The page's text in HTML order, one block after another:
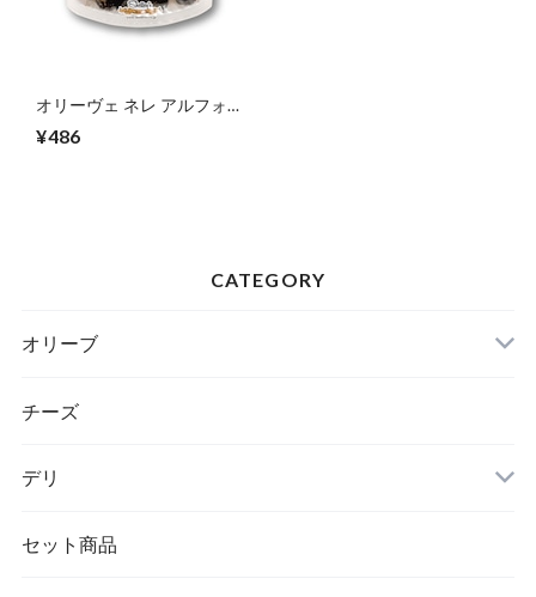
オリーヴェ ネレ アルフォル
¥486
CATEGORY
オリーブ
チーズ
デリ
セット商品